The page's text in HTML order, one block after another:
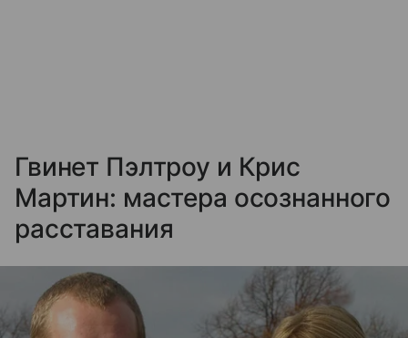
Гвинет Пэлтроу и Крис
Мартин: мастера осознанного
расставания